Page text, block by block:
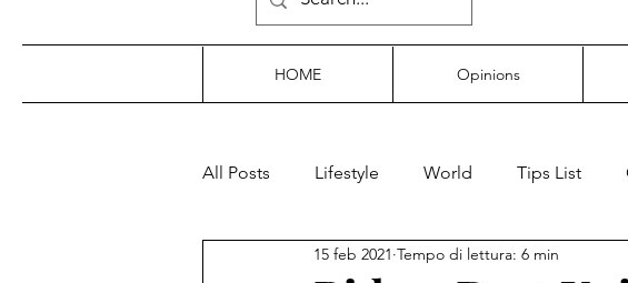
HOME Opinions
All Posts Lifestyle World Tips List
15 feb 2021 Tempo di lettura: 6 min